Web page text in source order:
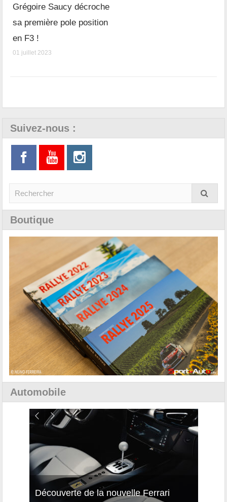
Grégoire Saucy décroche
sa première pole position
en F3 !
01 juillet 2023
Suivez-nous :
Boutique
Automobile
Découverte de la nouvelle Ferrari